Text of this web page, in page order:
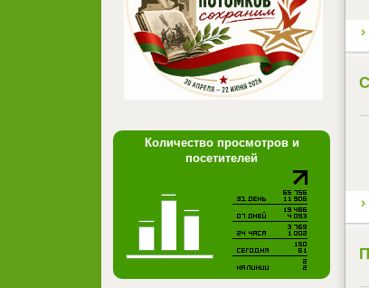
Количество просмотров и
посетителей